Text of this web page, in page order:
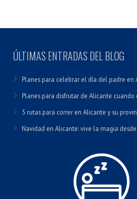
ÚLTIMAS ENTRADAS DEL BLOG
Planes para celebrar el día del padre en
Planes para disfrutar de Alicante
5 rutas para correr en Alicante y su
Navidad en Alicante: vive la magia